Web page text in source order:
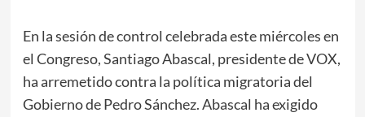
En la sesión de control celebrada este miércoles en
el Congreso, Santiago Abascal, presidente de VOX,
ha arremetido contra la política migratoria del
Gobierno de Pedro Sánchez. Abascal ha exigido